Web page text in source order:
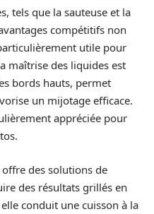
tels que la sauteuse et la
compétitifs non
utile pour
maîtrise des liquides est
bords hauts, permet
un mijotage efficace.
appréciée pour
des solutions de
des résultats grillés en
conduit une cuisson à la